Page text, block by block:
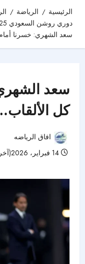
الرئيسية الرياضة
دوري روشن السعودي 2025 - 2026
سعد الشهري: خسرنا
سعد
كل
افاق الرياضه
14 فبراير، 2026(آخر تحديث:19 أبريل، 2026)